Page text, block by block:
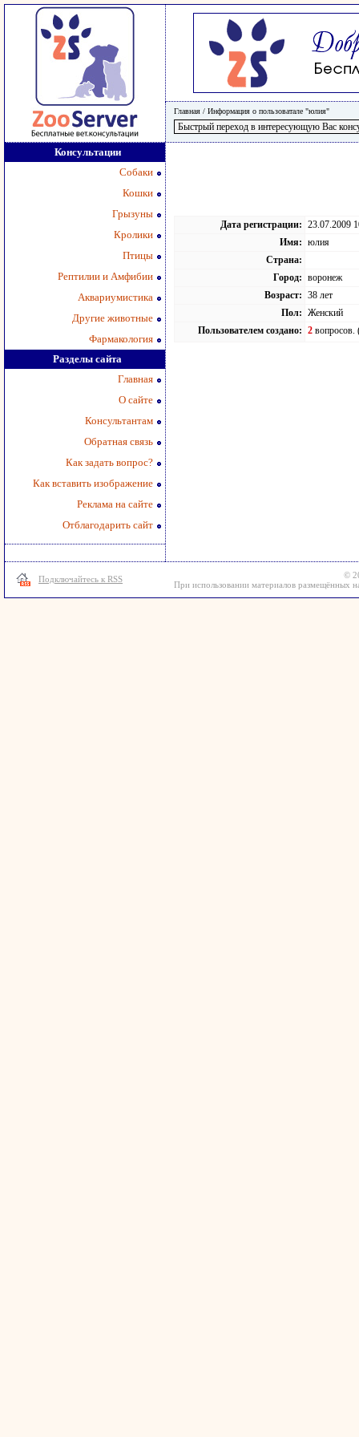
Главная / Информация о пользоватале "юлия"
Консультации
Собаки
Кошки
Грызуны
Кролики
Птицы
Рептилии и Амфибии
Аквариумистика
Другие животные
Фармакология
Разделы сайта
Главная
О сайте
Консультантам
Обратная связь
Как задать вопрос?
Как вставить изображение
Реклама на сайте
Отблагодарить сайт
Дата регистрации: 23.07.2009
Имя: юлия
Страна:
Город: воронеж
Возраст: 38 лет
Пол: Женский
Пользователем создано: 2 вопросов.
Подключайтесь к RSS
©
При использовании материалов размещённых